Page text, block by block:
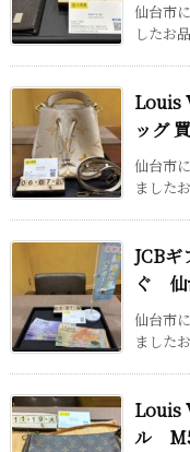
仙台市
したお
Louis
ッグ
仙台市
ました
JCB
ぐ 仙
仙台市
ました
Louis
ル